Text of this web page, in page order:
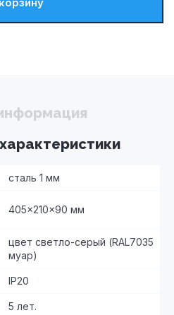
сталь 1 мм
405×210×90 мм
цвет светло-серый (RAL7035
муар)
IP20
5 лет.